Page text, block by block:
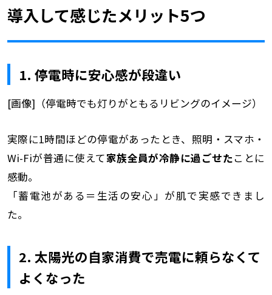
導入して感じたメリット5つ
1. 停電時に安心感が段違い
[画像]（停電時でも灯りがともるリビングのイメージ）
実際に1時間ほどの停電があったとき、照明・スマホ・
Wi-Fiが普通に使えて家族全員が冷静に過ごせたことに
感動。
「蓄電池がある＝生活の安心」が肌で実感できまし
た。
2. 太陽光の自家消費で売電に頼らなくて
よくなった